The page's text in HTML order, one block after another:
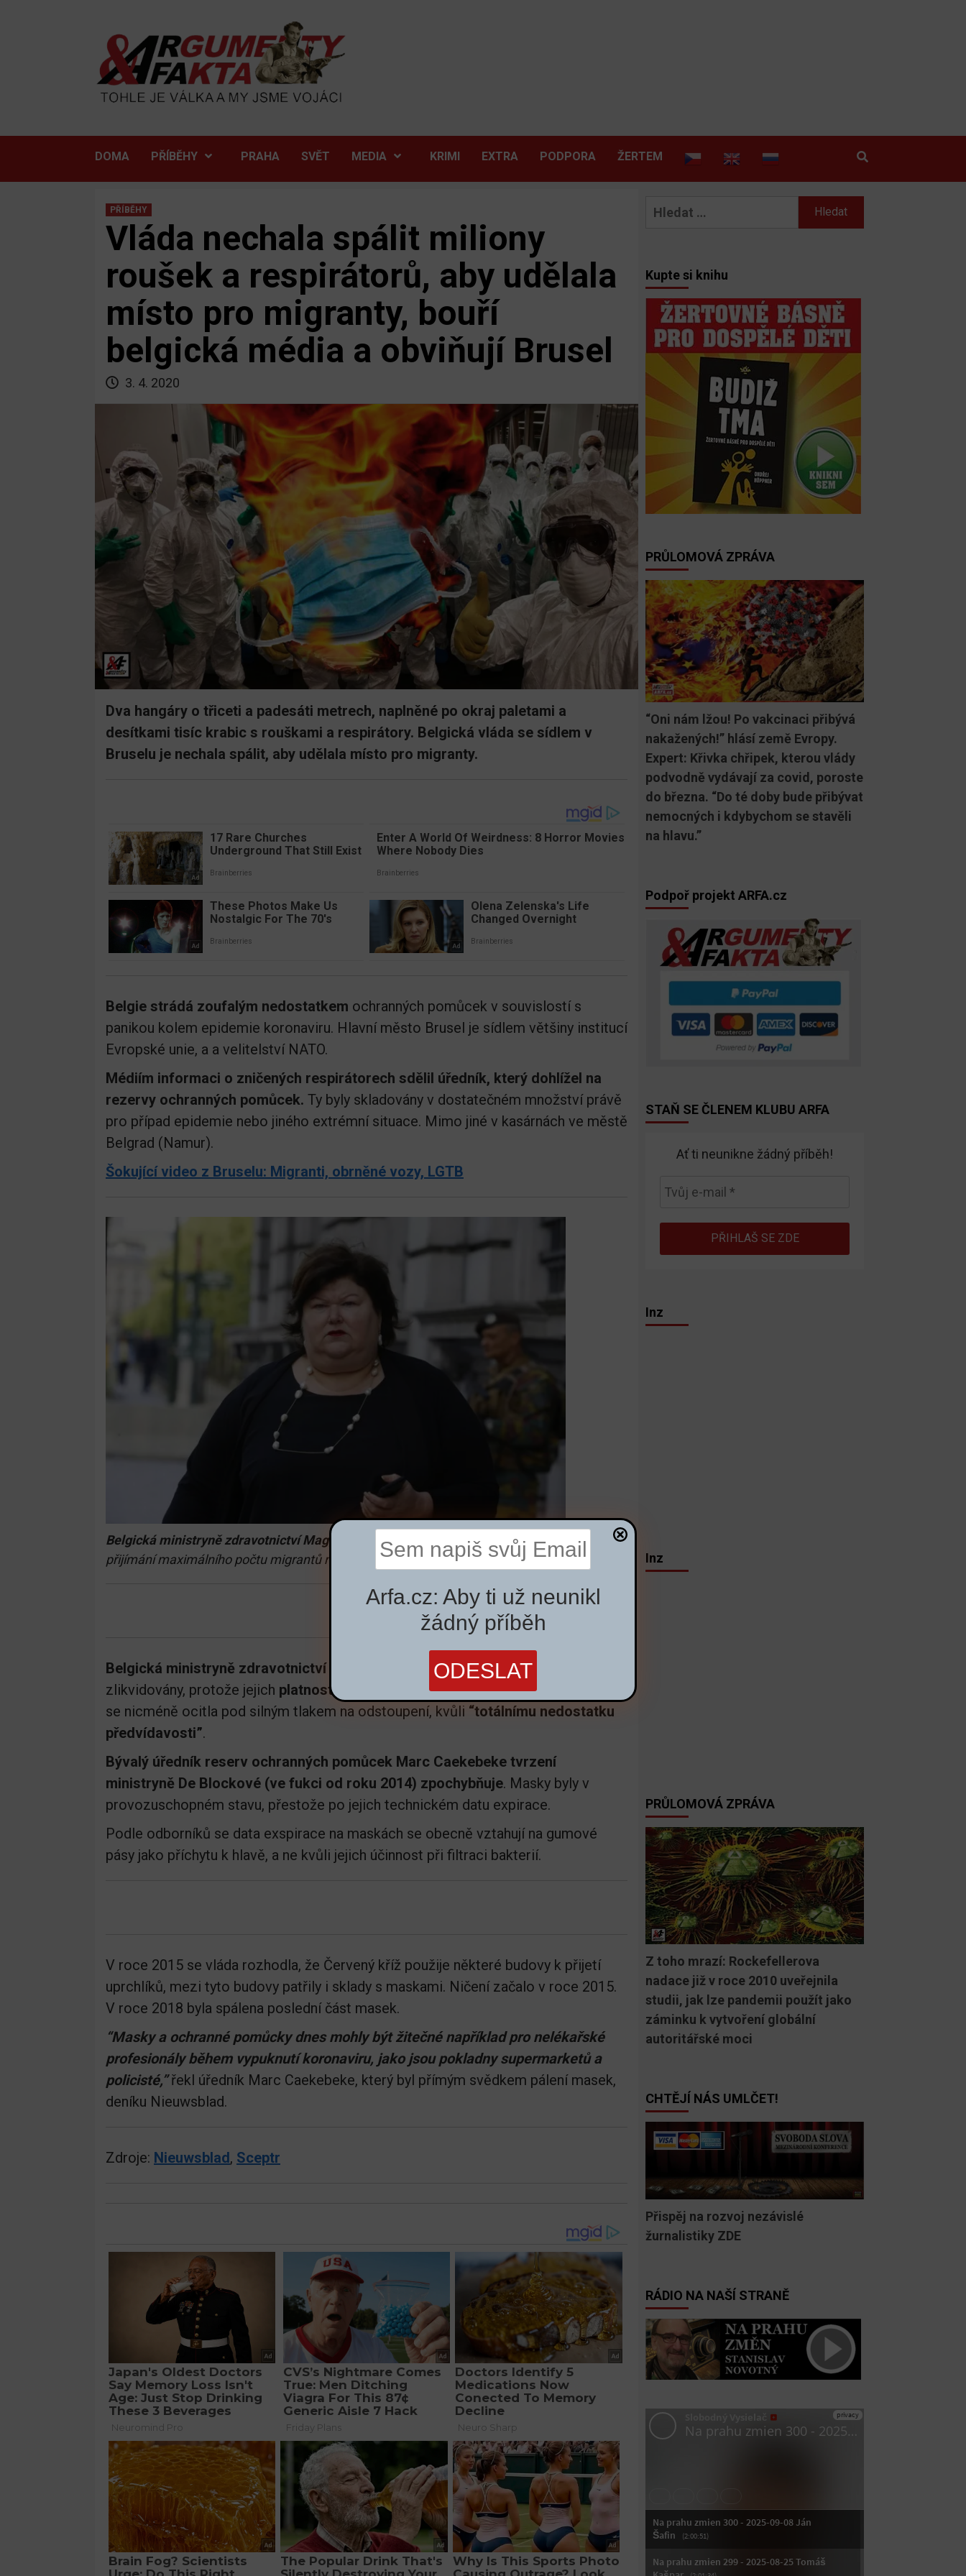
DOMA PŘÍBĚHY PRAHA SVĚT MEDIA KRIMI EXTRA PODPORA ŽERTEM
PŘÍBĚHY
Vláda nechala spálit miliony
roušek a respirátorů, aby udělala
místo pro migranty, bouří
belgická média a obviňují Brusel
3. 4. 2020
Dva hangáry o třiceti a padesáti metrech, naplněné po okraj paletami a
desítkami tisíc krabic s rouškami a respirátory. Belgická vláda se sídlem v
Bruselu je nechala spálit, aby udělala místo pro migranty.
Belgie strádá zoufalým nedostatkem ochranných pomůcek v souvislostí s
panikou kolem epidemie koronaviru. Hlavní město Brusel je sídlem většiny institucí
Evropské unie, a a velitelství NATO.
Médiím informaci o zničených respirátorech sdělil úředník, který dohlížel na
rezervy ochranných pomůcek. Ty byly skladovány v dostatečném množství právě
pro případ epidemie nebo jiného extrémní situace. Mimo jiné v kasárnách ve městě
Belgrad (Namur).
Šokující video z Bruselu: Migranti, obrněné vozy, LGTB
Belgická ministryně zdravotnictví Maggie De Blocková
je zastánkyní “vítačské” politiky a
přijímání maximálního počtu migrantů nejen do Belgie, ale i celé Evropy
Belgická ministryně zdravotnictví Maggie De Blocková prohlásila
zlikvidovány, protože jejich platnost vypršela
a byly ve špatném stavu. Ministryně
se nicméně ocitla pod silným tlakem na odstoupení, kvůli “totálnímu nedostatku
předvídavosti”.
Bývalý úředník reserv ochranných pomůcek Marc Caekebeke tvrzení
ministryně De Blockové (ve fukci od roku 2014) zpochybňuje. Masky byly v
provozuschopném stavu, přestože po jejich technickém datu expirace.
Podle odborníků se data exspirace na maskách se obecně vztahují na gumové
pásy jako příchytu k hlavě, a ne kvůli jejich účinnost při filtraci bakterií.
V roce 2015 se vláda rozhodla, že Červený kříž použije některé budovy k přijetí
uprchlíků, mezi tyto budovy patřily i sklady s maskami. Ničení začalo v roce 2015.
V roce 2018 byla spálena poslední část masek.
“Masky a ochranné pomůcky dnes mohly být žitečné například pro nelékařské
profesionály během vypuknutí koronaviru, jako jsou pokladny supermarketů a
policisté,”řekl úředník Marc Caekebeke, který byl přímým svědkem pálení masek,
deníku Nieuwsblad.
Zdroje: Nieuwsblad, Sceptr
Arfa.cz: Aby ti už neunikl
žádný příběh
Vyhledávání
Kupte si knihu
PRŮLOMOVÁ ZPRÁVA
“Oni nám lžou! Po vakcinaci přibývá
nakažených!” hlásí země Evropy.
Expert: Křivka chřipek, kterou vlády
podvodně vydávají za covid, poroste
do března. “Do té doby bude přibývat
nemocných i kdybychom se stavěli
na hlavu.”
Podpoř projekt ARFA.cz
STAŇ SE ČLENEM KLUBU ARFA
Ať ti neunikne žádný příběh!
Inz
Inz
PRŮLOMOVÁ ZPRÁVA
Z toho mrazí: Rockefellerova
nadace již v roce 2010 uveřejnila
studii, jak lze pandemii použít jako
záminku k vytvoření globální
autoritářské moci
CHTĚJÍ NÁS UMLČET!
Přispěj na rozvoj nezávislé
žurnalistiky ZDE
RÁDIO NA NAŠÍ STRANĚ